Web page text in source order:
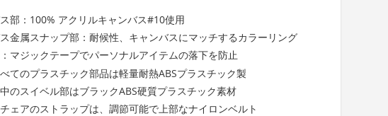
部：100% アクリルキャンバス#10使用
金属スナップ部：耐候性、キャンバスにマッチするカラーリング
マジックテープでパーソナルアイテムの落下を防止
てのプラスチック部品は軽量耐熱ABSプラスチック製
のスイベル部はブラックABS硬質プラスチック素材
ェアのストラップは、調節可能で上部なナイロンベルト